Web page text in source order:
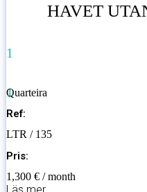
HAVET
1
1
Quarteira
Ref:
LTR / 135
Pris:
1,300 € / month